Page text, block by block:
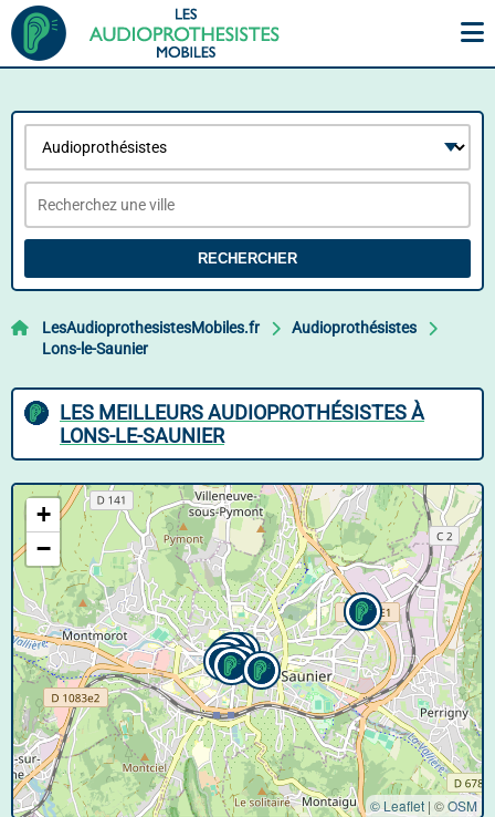
RECHERCHER
LesAudioprothesistesMobiles.fr
Audioprothésistes
Lons-le-Saunier
LES MEILLEURS AUDIOPROTHÉSISTES À
LONS-LE-SAUNIER
+
−
© Leaflet | ©OSM